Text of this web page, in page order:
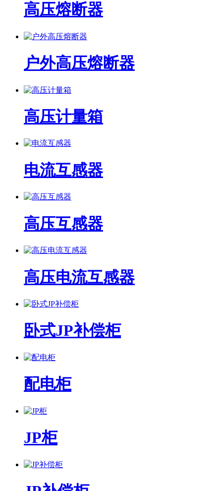
高压熔断器
户外高压熔断器
高压计量箱
电流互感器
高压互感器
高压电流互感器
卧式JP补偿柜
配电柜
JP柜